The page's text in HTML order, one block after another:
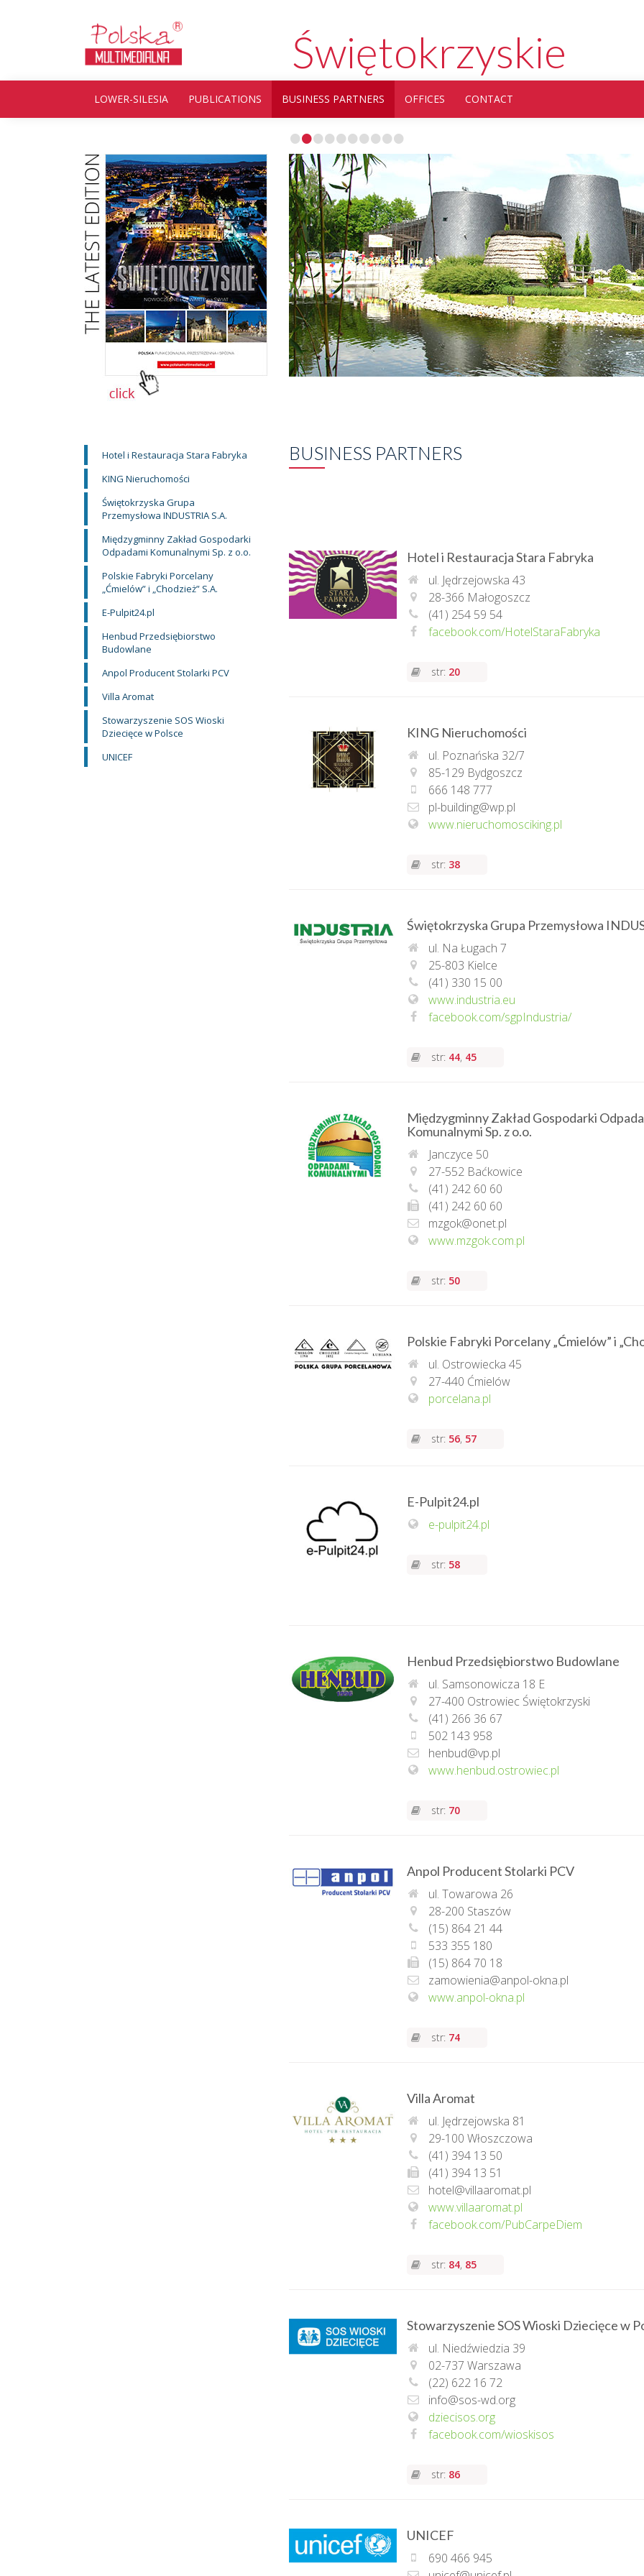
Świętokrzyskie
LOWER-SILESIA PUBLICATIONS BUSINESS PARTNERS OFFICES CONTACT
••••••••••
Hotel i Restauracja Stara Fabryka
KING Nieruchomości
Świętokrzyska Grupa
Przemysłowa INDUSTRIA S.A.
Międzygminny Zakład Gospodarki
Odpadami Komunalnymi Sp. z o.o.
Polskie Fabryki Porcelany
„Ćmielów” i „Chodzież” S.A.
E-Pulpit24.pl
Henbud Przedsiębiorstwo
Budowlane
Anpol Producent Stolarki PCV
Villa Aromat
Stowarzyszenie SOS Wioski
Dziecięce w Polsce
UNICEF
BUSINESS PARTNERS
Hotel i Restauracja Stara Fabryka
ul. Jędrzejowska 43
28-366 Małogoszcz
(41) 254 59 54
facebook.com/HotelStaraFabryka
str: 20
KING Nieruchomości
ul. Poznańska 32/7
85-129 Bydgoszcz
666 148 777
pl-building@wp.pl
www.nieruchomosciking.pl
str: 38
Świętokrzyska Grupa Przemysłowa
ul. Na Ługach 7
25-803 Kielce
(41) 330 15 00
www.industria.eu
facebook.com/sgpIndustria/
str: 44, 45
Międzygminny Zakład Gospodarki
Komunalnymi Sp. z o.o.
Janczyce 50
27-552 Baćkowice
(41) 242 60 60
(41) 242 60 60
mzgok@onet.pl
www.mzgok.com.pl
str: 50
Polskie Fabryki Porcelany „Ćmielów” i
ul. Ostrowiecka 45
27-440 Ćmielów
porcelana.pl
str: 56, 57
E-Pulpit24.pl
e-pulpit24.pl
str: 58
Henbud Przedsiębiorstwo Budowlane
ul. Samsonowicza 18 E
27-400 Ostrowiec Świętokrzyski
(41) 266 36 67
502 143 958
henbud@vp.pl
www.henbud.ostrowiec.pl
str: 70
Anpol Producent Stolarki PCV
ul. Towarowa 26
28-200 Staszów
(15) 864 21 44
533 355 180
(15) 864 70 18
zamowienia@anpol-okna.pl
www.anpol-okna.pl
str: 74
Villa Aromat
ul. Jędrzejowska 81
29-100 Włoszczowa
(41) 394 13 50
(41) 394 13 51
hotel@villaaromat.pl
www.villaaromat.pl
facebook.com/PubCarpeDiem
str: 84, 85
Stowarzyszenie SOS Wioski Dziecięce w
ul. Niedźwiedzia 39
02-737 Warszawa
(22) 622 16 72
info@sos-wd.org
dziecisos.org
facebook.com/wioskisos
str: 86
UNICEF
690 466 945